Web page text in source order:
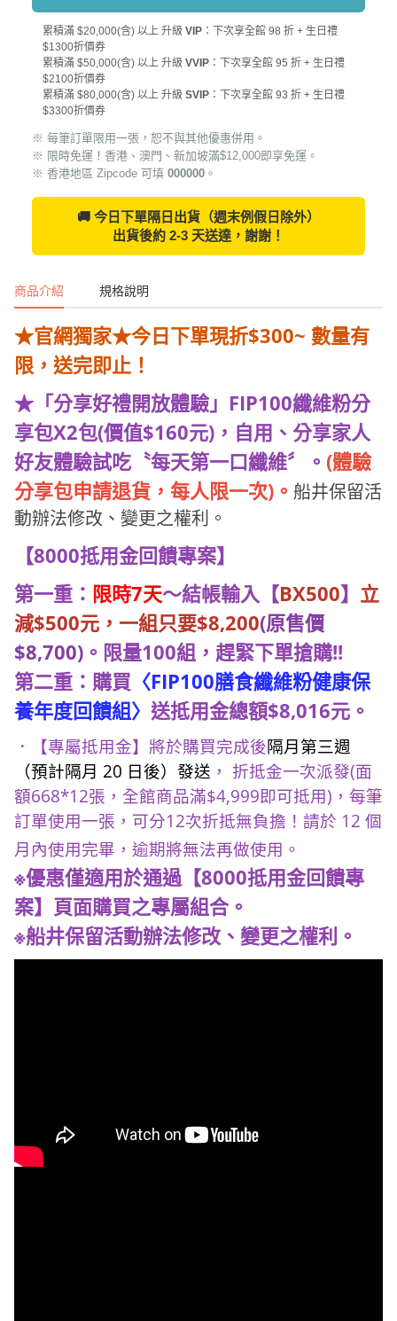
累積滿 $20,000(含) 以上 升級VIP：下次享全館 98 折 + 生日禮
$1300折價券
累積滿 $50,000(含) 以上 升級
$2100折價券
累積滿 $80,000(含) 以上 升級
$3300折價券
※ 每筆訂單限用一張，恕不與其他優惠併用。
※ 限時免運！香港、澳門、新加坡滿$12,000即享免運。
※ 香港地區 Zipcode 可填000000。
🚚 今日下單隔日出貨（週末例假日除外）
出貨後約 2-3 天送達，謝謝！
★官網獨家★今日下單現折$300~ 數量有
限，送完即止！
★「分享好禮開放體驗」FIP100纖維粉分
享包X2包(價值$160元)，自用、分享家人
好友體驗試吃〝每天第一口纖維〞。(體驗
分享包申請退貨，每人限一次)。
船井保留活
動辦法修改、變更之權利。
第一重： 限時7天 ～結帳輸入【
減$500元，一組只要$8,200(原售價
$8,700)。限量100組，趕緊下單搶購!!
第二重：購買〈FIP100膳食纖維粉健康保
養年度回饋組〉送抵用金總額$8,016元。
．【專屬抵用金】將於購買完成後隔月第三週
（預計隔月 20 日後）發送， 折抵金一次派發(面
額668*12張，全館商品滿$4,999即可抵用)，每筆
訂單使用一張，可分12次折抵無負擔！請於 12 個
月內使用完畢，逾期將無法再做使用。
※優惠僅適用於通過【8000抵用金回饋專
案】頁面購買之專屬組合。
※船井保留活動辦法修改、變更之權利。